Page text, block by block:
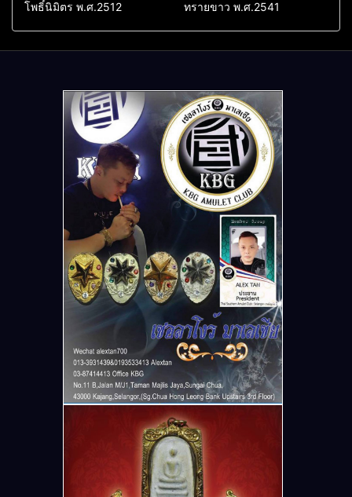
โพธิ์นิมิตร พ.ศ.2512 ทรายขาว พ.ศ.2541